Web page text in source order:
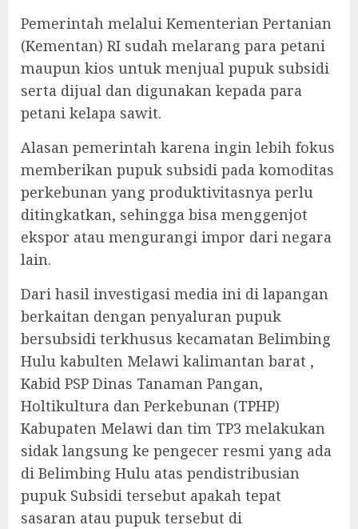
Pemerintah melalui Kementerian Pertanian
(Kementan) RI sudah melarang para petani
maupun kios untuk menjual pupuk subsidi
serta dijual dan digunakan kepada para
petani kelapa sawit.
Alasan pemerintah karena ingin lebih fokus
memberikan pupuk subsidi pada komoditas
perkebunan yang produktivitasnya perlu
ditingkatkan, sehingga bisa menggenjot
ekspor atau mengurangi impor dari negara
lain.
Dari hasil investigasi media ini di lapangan
berkaitan dengan penyaluran pupuk
bersubsidi terkhusus kecamatan Belimbing
Hulu kabulten Melawi kalimantan barat ,
Kabid PSP Dinas Tanaman Pangan,
Holtikultura dan Perkebunan (TPHP)
Kabupaten Melawi dan tim TP3 melakukan
sidak langsung ke pengecer resmi yang ada
di Belimbing Hulu atas pendistribusian
pupuk Subsidi tersebut apakah tepat
sasaran atau pupuk tersebut di